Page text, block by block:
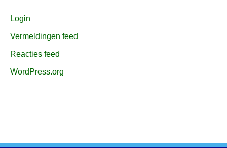
Login
Vermeldingen feed
Reacties feed
WordPress.org